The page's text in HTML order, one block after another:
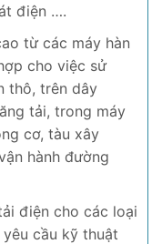
điện ….
từ các máy hàn
cho việc sử
thô, trên dây
tải, trong máy
cơ, tàu xây
hành đường
điện cho các loại
cầu kỹ thuật